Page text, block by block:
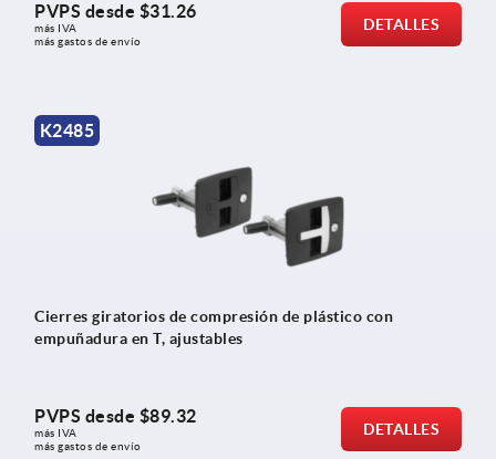
PVPS desde $31.26
más IVA
más gastos de envío
DETALLES
K2485
Cierres giratorios de compresión de plástico con
empuñadura en T, ajustables
PVPS desde $89.32
más IVA
más gastos de envío
DETALLES